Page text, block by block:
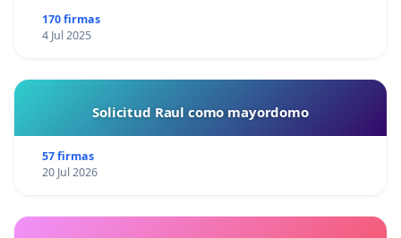
170 firmas
4 Jul 2025
Solicitud Raul como mayordomo
57 firmas
20 Jul 2026